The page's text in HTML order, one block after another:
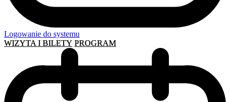
Logowanie do systemu
WIZYTA I BILETY PROGRAM